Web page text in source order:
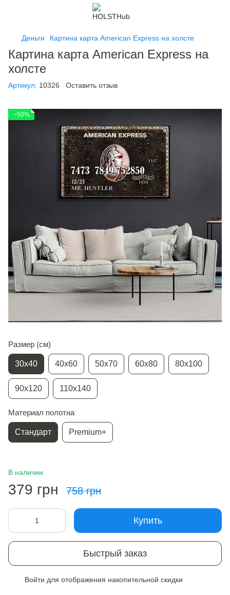
Деньги Картина карта American Express на холсте
Картина карта American Express на
холсте
Артикул: 10326 Оставить отзыв
−50%
Размер (см)
30х40 40х60 50х70 60х80 80х100
90х120 110х140
Материал полотна
Стандарт Premium+
В наличии
379 грн 758 грн
Купить
Быстрый заказ
Войти для отображения накопительной скидки